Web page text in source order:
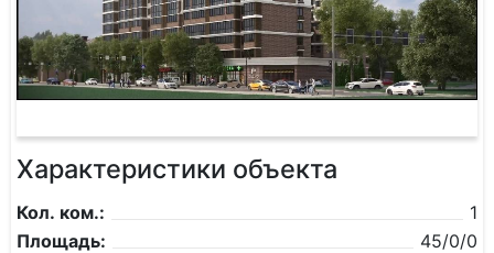
Характеристики объекта
Кол. ком.:
1
Площадь:
45/0/0